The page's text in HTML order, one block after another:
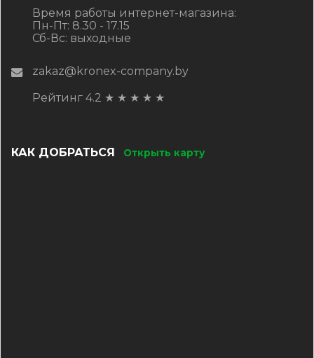
Время работы интернет-магазина:
Пн-Пт: 8.30 - 17.15
Сб-Вс: выходные
zakaz@kronex-company.by
Рейтинг 4.2 ★ ★ ★ ★ ★
КАК ДОБРАТЬСЯ Открыть карту